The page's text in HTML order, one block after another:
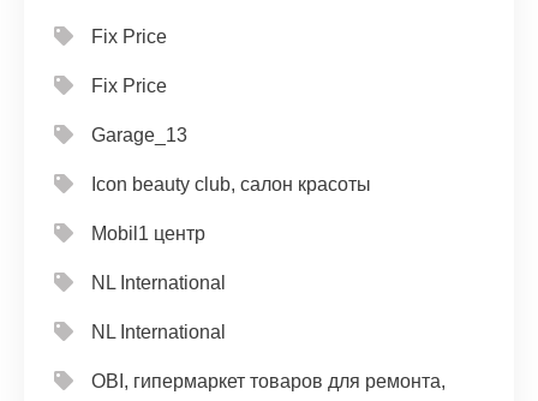
Fix Price
Fix Price
Garage_13
Icon beauty club, салон красоты
Mobil1 центр
NL International
NL International
OBI, гипермаркет товаров для ремонта,